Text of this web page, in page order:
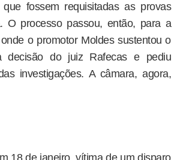
fossem requisitadas as provas
O processo passou, então, para a
o promotor Moldes sustentou o
decisão do juiz Rafecas e pediu
investigações. A câmara, agora,
18 de janeiro, vítima de um disparo